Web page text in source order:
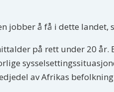
jobber å få i dette
på rett under 20
av Afrikas